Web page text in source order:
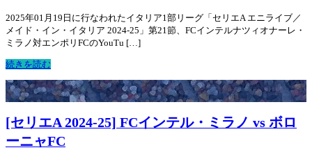
2025年01月19日に行なわれたイタリア1部リーグ「セリエA エニライブ／
メイド・イン・イタリア 2024-25」第21節、FCインテルナツィオナーレ・
ミラノ対エンポリFCのYouTu […]
続きを読む
[セリエA 2024-25] FCインテル・ミラノ vs ボロ
ーニャFC